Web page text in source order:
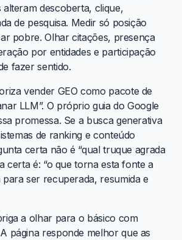
descoberta, clique,
de pesquisa. Medir só posição
pobre. Olhar citações, presença
por entidades e participação
fazer sentido.
vender GEO como pacote de
LLM”. O próprio guia do Google
promessa. Se a busca generativa
de ranking e conteúdo
certa não é “qual truque agrada
certa é: “o que torna esta fonte a
ser recuperada, resumida e
a olhar para o básico com
página responde melhor que as